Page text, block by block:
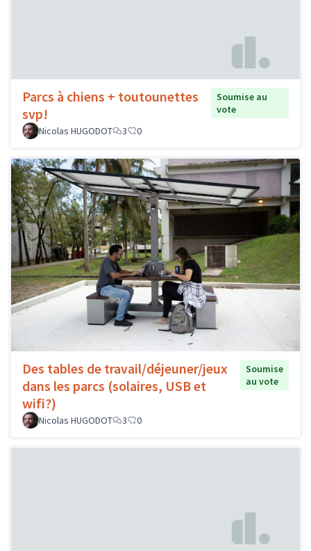
Parcs à chiens + toutounettes
svp!
Soumise au
vote
Nicolas HUGODOT
3 0
Des tables de travail/déjeuner/jeux
dans les parcs (solaires, USB et
wifi?)
Soumise
au vote
Nicolas HUGODOT 3 0